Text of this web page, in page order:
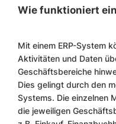
Wie funktioniert
Mit einem ERP-System
Aktivitäten und Daten
Geschäftsbereiche
Dies gelingt durch den
Systems. Die einzelnen
die jeweiligen